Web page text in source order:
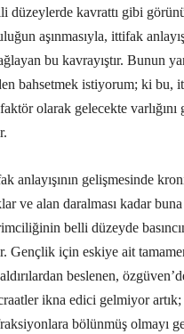
düzeylerde kavrattı gibi
aşınmasıyla, ittifak
bu kavrayıştır. Bunun
bahsetmek istiyorum; ki bu,
olarak gelecekte varlığını
anlayışının gelişmesinde
ve alan daralması kadar
belli düzeyde
Gençlik için eskiye ait
beslenen,
ikna edici gelmiyor artık;
bölünmüş olmayı